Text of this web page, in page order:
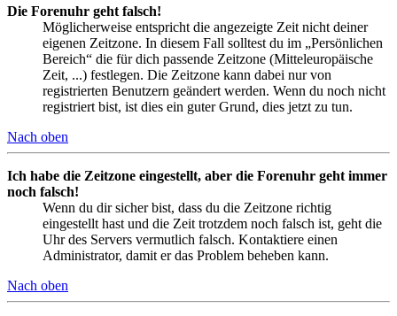
Die Forenuhr geht falsch!
Möglicherweise entspricht die angezeigte Zeit nicht deiner
eigenen Zeitzone. In diesem Fall solltest du im „Persönlichen
Bereich“ die für dich passende Zeitzone (Mitteleuropäische
Zeit, ...) festlegen. Die Zeitzone kann dabei nur von
registrierten Benutzern geändert werden. Wenn du noch nicht
registriert bist, ist dies ein guter Grund, dies jetzt zu tun.
Nach oben
Ich habe die Zeitzone eingestellt, aber die Forenuhr geht immer
noch falsch!
Wenn du dir sicher bist, dass du die Zeitzone richtig
eingestellt hast und die Zeit trotzdem noch falsch ist, geht die
Uhr des Servers vermutlich falsch. Kontaktiere einen
Administrator, damit er das Problem beheben kann.
Nach oben